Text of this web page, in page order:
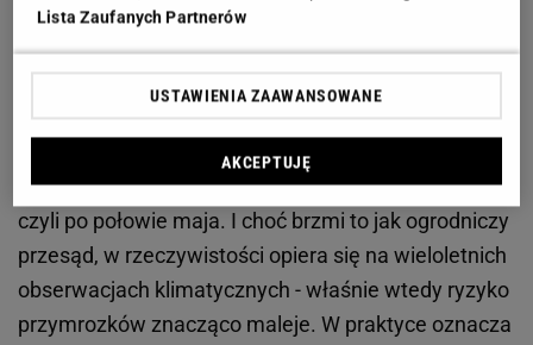
Kiedy wysadzać pomidory do gruntu. Data jest
Najczęściej powtarzana zasada mówi: pomidory
sadzimy do gruntu po tzw. "zimnych ogrodnikach",
czyli po połowie maja. I choć brzmi to jak ogrodniczy
przesąd, w rzeczywistości opiera się na wieloletnich
obserwacjach klimatycznych - właśnie wtedy ryzyko
przymrozków znacząco maleje. W praktyce oznacza
Lista Zaufanych Partnerów
USTAWIENIA ZAAWANSOWANE
AKCEPTUJĘ